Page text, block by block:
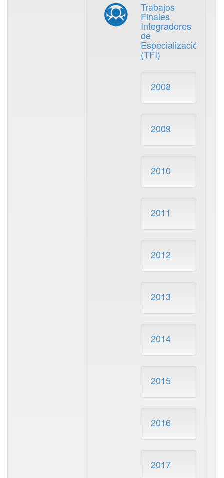
Trabajos
Finales
Integradores
de
Especialización
(TFI)
2008
2009
2010
2011
2012
2013
2014
2015
2016
2017